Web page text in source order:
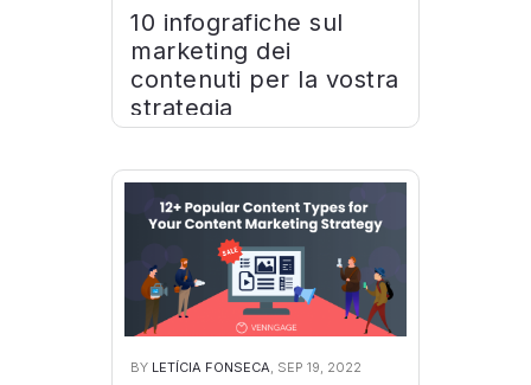
10 infografiche sul
marketing dei
contenuti per la vostra
strategia
BY LETÍCIA FONSECA, SEP 19, 2022